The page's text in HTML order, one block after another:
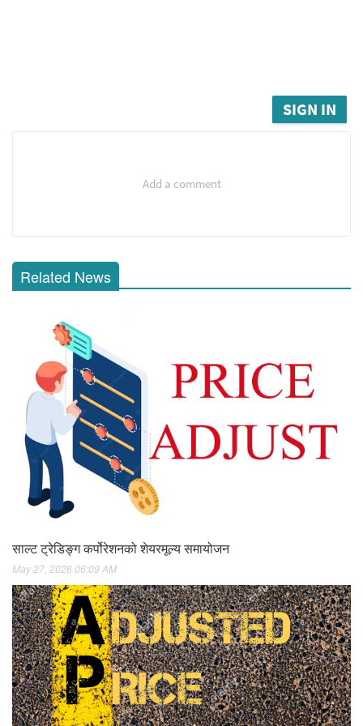
SIGN IN
Add a comment
Related News
साल्ट ट्रेडिङ्ग कर्पोरेशनको शेयरमूल्य समायोजन
May 27, 2026 06:09 AM